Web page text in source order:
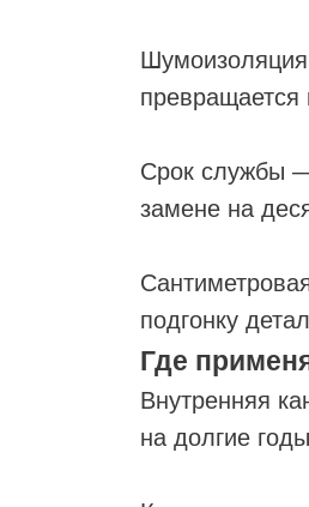
Срок службы
замене на
подгонку
Где
Внутренняя
на долгие